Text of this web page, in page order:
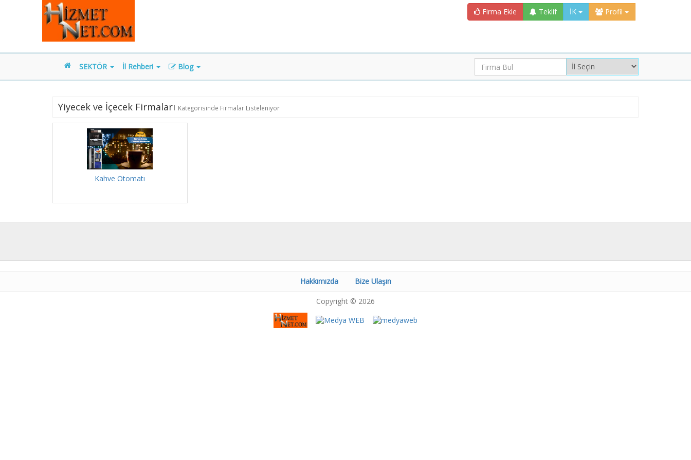
Firma Ekle Teklif İK Profil
SEKTÖR İl Rehberi Blog
Yiyecek ve İçecek Firmaları Kategorisinde Firmalar Listeleniyor
Kahve Otomatı
Hakkımızda Bize Ulaşın
Copyright © 2026